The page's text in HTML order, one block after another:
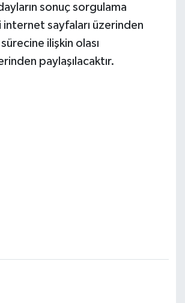
sonuç sorgulama
internet sayfaları üzerinden
ilişkin olası
paylaşılacaktır.